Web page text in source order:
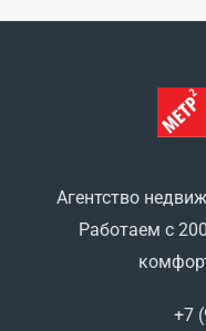
Агентство
Работаем с
+7